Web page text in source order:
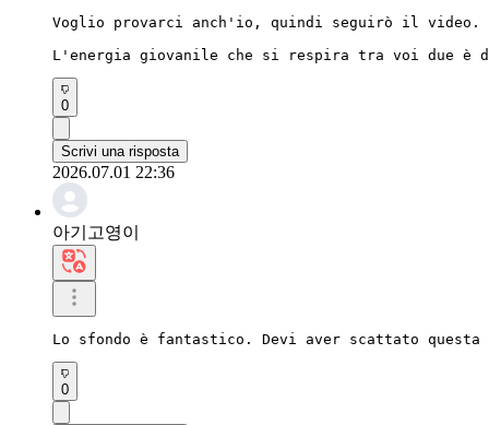
Voglio provarci anch'io, quindi seguirò il video.
L'energia giovanile che si respira tra voi due è
0
Scrivi una risposta
2026.07.01 22:36
아기고영이
Lo sfondo è fantastico. Devi aver scattato
0